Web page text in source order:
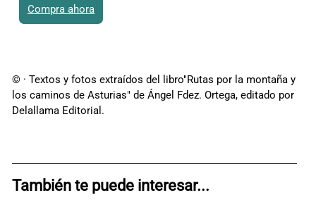
Compra ahora
© · Textos y fotos extraídos del libro"Rutas por la montaña y
los caminos de Asturias" de Ángel Fdez. Ortega, editado por
Delallama Editorial.
También te puede interesar...